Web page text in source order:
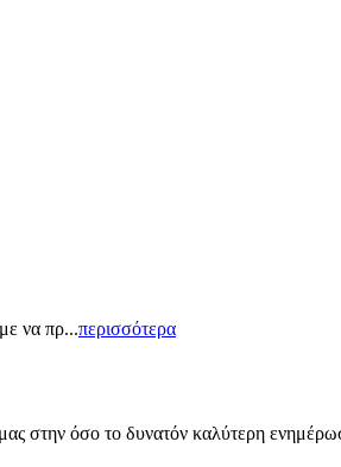
να πρ...περισσότερα
στην όσο το δυνατόν καλύτερη